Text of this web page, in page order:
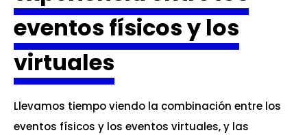
eventos físicos y los
virtuales
Llevamos tiempo viendo la combinación entre los
eventos físicos y los eventos virtuales, y las